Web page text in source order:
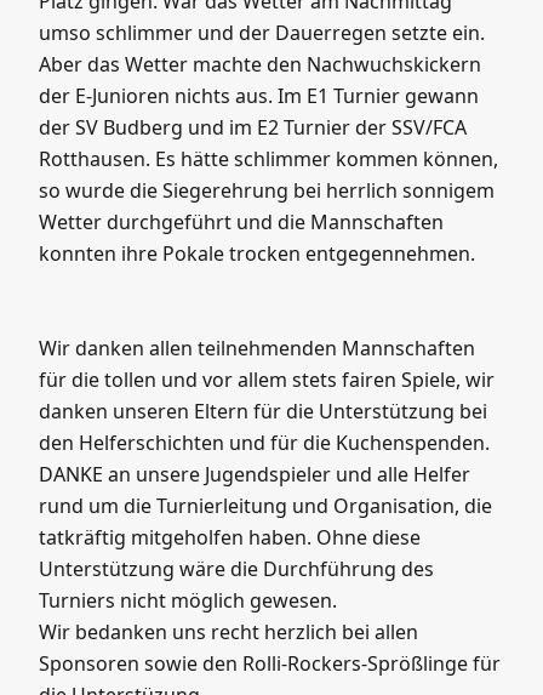
aber nicht geschadet.
Der Samstagmorgen war weitgehendst trocken.
Hier wurde auf sechs Spielfeldern parallel gespielt.
Während alle G- und F-Junioren am Vormittag im
Fair-Play-Modus gemeinschaftlich als Sieger vom
Platz gingen. War das Wetter am Nachmittag
umso schlimmer und der Dauerregen setzte ein.
Aber das Wetter machte den Nachwuchskickern
der E-Junioren nichts aus. Im E1 Turnier gewann
so wurde die Siegerehrung bei herrlich sonnigem
Wetter durchgeführt und die Mannschaften
konnten ihre Pokale trocken entgegennehmen.
Wir danken allen teilnehmenden Mannschaften
für die tollen und vor allem stets fairen Spiele, wir
danken unseren Eltern für die Unterstützung bei
den Helferschichten und für die Kuchenspenden.
DANKE an unsere Jugendspieler und alle Helfer
rund um die Turnierleitung und Organisation, die